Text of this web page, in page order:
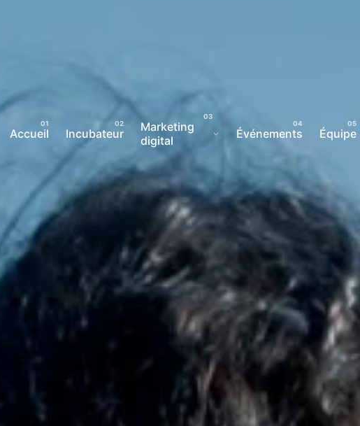
Accueil Incubateur
Marketing
digital
Événements Équipe